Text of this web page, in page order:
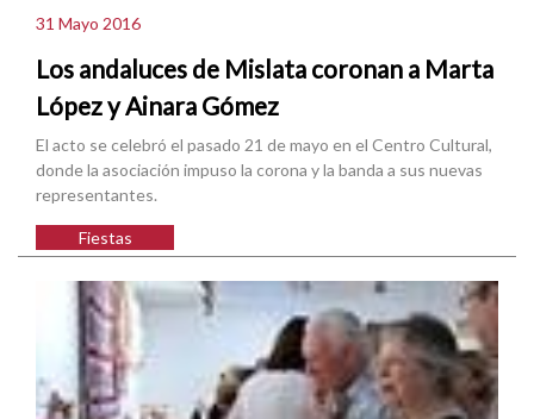
31 Mayo 2016
Los andaluces de Mislata coronan a Marta
López y Ainara Gómez
El acto se celebró el pasado 21 de mayo en el Centro Cultural,
donde la asociación impuso la corona y la banda a sus nuevas
representantes.
Fiestas